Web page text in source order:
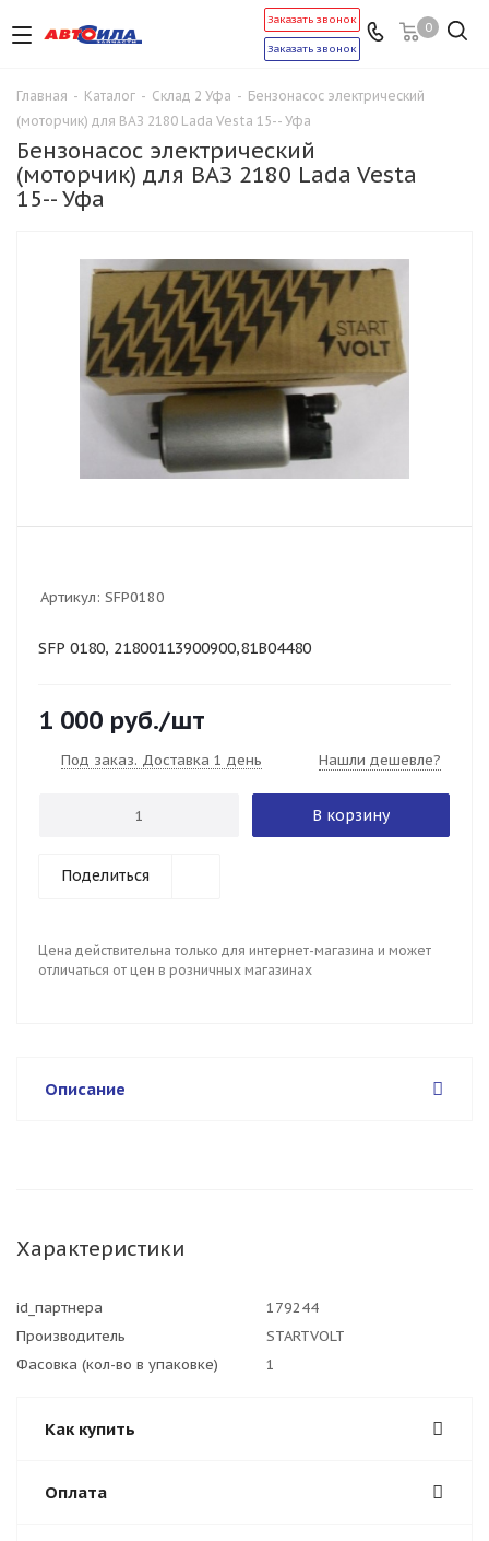
0
Заказать звонок
Заказать звонок
Главная - Каталог - Склад 2 Уфа - Бензонасос электрический
(моторчик) для ВАЗ 2180 Lada Vesta 15-- Уфа
Бензонасос электрический
(моторчик) для ВАЗ 2180 Lada Vesta
15-- Уфа
Артикул: SFP0180
SFP 0180, 21800113900900,81B04480
1 000 руб./шт
Под заказ. Доставка 1 день Нашли дешевле?
В корзину
Поделиться
Цена действительна только для интернет-магазина и может
отличаться от цен в розничных магазинах
Описание
Характеристики
id_партнера
179244
Производитель
STARTVOLT
Фасовка (кол-во в упаковке)
1
Как купить
Оплата